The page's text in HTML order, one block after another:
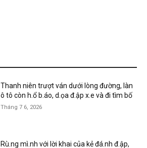
Thanh niên trượt ván dưới lòng đường, làn
ô tô còn h.ổ b.áo, d.ọa đ.ập x.e và đi tìm bố
Tháng 7 6, 2026
Rù.ng mì.nh với lời khai của kẻ đá.nh đ.ập,